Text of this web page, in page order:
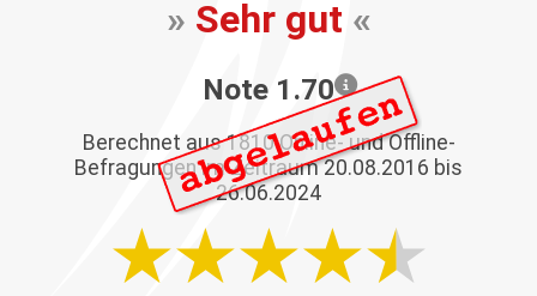
» Sehr gut «
Note 1.70
Berechnet aus1810Online- und Offline-
Befragungen im Zeitraum 20.08.2016 bis
26.06.2024